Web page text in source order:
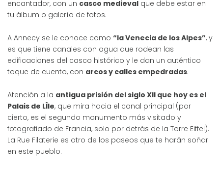
encantador, con un casco medieval que debe estar en
tu álbum o galería de fotos.
A Annecy se le conoce como “la Venecia de los Alpes”, y
es que tiene canales con agua que rodean las
edificaciones del casco histórico y le dan un auténtico
toque de cuento, con arcos y calles empedradas.
Atención a la antigua prisión del siglo XII que hoy es el
Palais de LÎle, que mira hacia el canal principal (por
cierto, es el segundo monumento más visitado y
fotografiado de Francia, solo por detrás de la Torre Eiffel).
La Rue Filaterie es otro de los paseos que te harán soñar
en este pueblo.